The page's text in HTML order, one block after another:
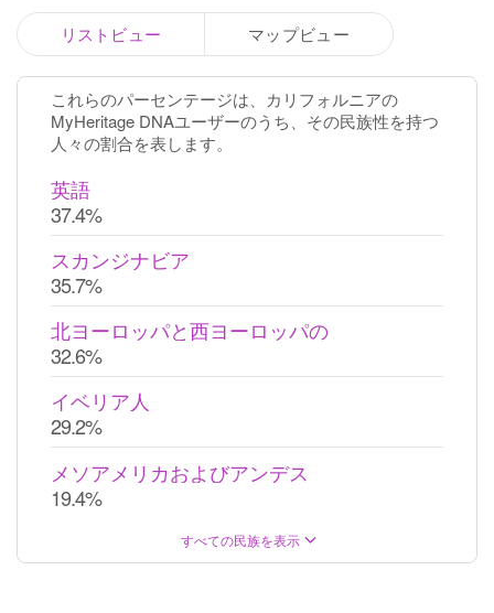
リストビュー マップビュー
これらのパーセンテージは、カリフォルニアの
MyHeritage DNAユーザーのうち、その民族性を持つ
人々の割合を表します。
英語
37.4%
スカンジナビア
35.7%
北ヨーロッパと西ヨーロッパの
32.6%
イベリア人
29.2%
メソアメリカおよびアンデス
19.4%
すべての民族を表示